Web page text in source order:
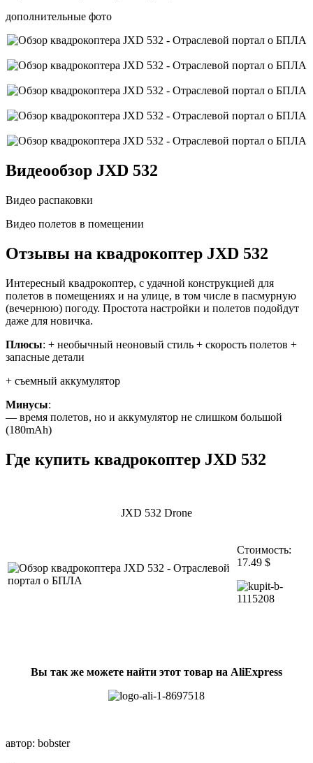
дополнительные фото
Видеообзор JXD 532
Видео распаковки
Видео полетов в помещении
Отзывы на квадрокоптер JXD 532
Интересный квадрокоптер, с удачной конструкцией для
полетов в помещениях и на улице, в том числе в пасмурную
(вечернюю) погоду. Простота настройки и полетов подойдут
даже для новичка.
Плюсы: + необычный неоновый стиль + скорость полетов +
запасные детали
+ съемный аккумулятор
Минусы:
— время полетов, но и аккумулятор не слишком большой
(180mAh)
Где купить квадрокоптер JXD 532
JXD 532 Drone
Стоимость:
17.49 $
Вы так же можете найти этот товар на AliExpress
автор: bobster